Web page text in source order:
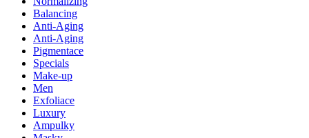
Balancing
Anti-Aging
Anti-Aging
Pigmentace
Specials
Make-up
Men
Exfoliace
Luxury
Ampulky